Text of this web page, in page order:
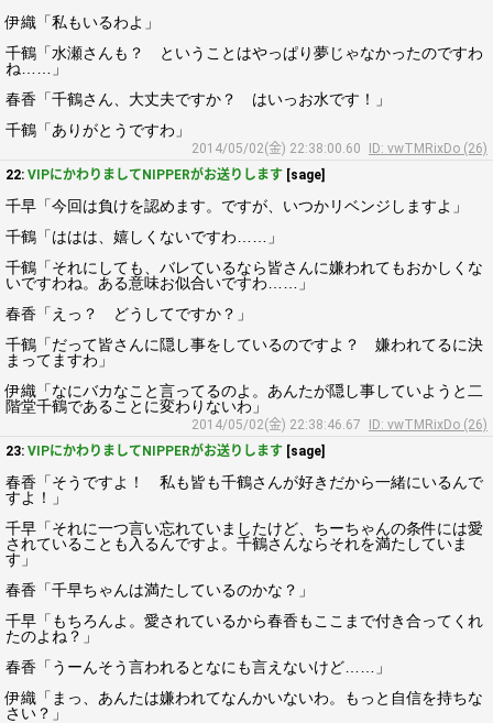
伊織「私もいるわよ」
千鶴「水瀬さんも？ ということはやっぱり夢じゃなかったのですわ
ね……」
春香「千鶴さん、大丈夫ですか？ はいっお水です！」
千鶴「ありがとうですわ」
2014/05/02(金) 22:38:00.60
ID: vwTMRixDo (26)
22: VIPにかわりましてNIPPERがお送りします [sage]
千早「今回は負けを認めます。ですが、いつかリベンジしますよ」
千鶴「ははは、嬉しくないですわ……」
千鶴「それにしても、バレているなら皆さんに嫌われてもおかしくな
いですわね。ある意味お似合いですわ……」
春香「えっ？ どうしてですか？」
千鶴「だって皆さんに隠し事をしているのですよ？ 嫌われてるに決
まってますわ」
伊織「なにバカなこと言ってるのよ。あんたが隠し事していようと二
階堂千鶴であることに変わりないわ」
2014/05/02(金) 22:38:46.67
ID: vwTMRixDo (26)
23: VIPにかわりましてNIPPERがお送りします [sage]
春香「そうですよ！ 私も皆も千鶴さんが好きだから一緒にいるんで
すよ！」
千早「それに一つ言い忘れていましたけど、ちーちゃんの条件には愛
されていることも入るんですよ。千鶴さんならそれを満たしていま
す」
春香「千早ちゃんは満たしているのかな？」
千早「もちろんよ。愛されているから春香もここまで付き合ってくれ
たのよね？」
春香「うーんそう言われるとなにも言えないけど……」
伊織「まっ、あんたは嫌われてなんかいないわ。もっと自信を持ちな
さい？」